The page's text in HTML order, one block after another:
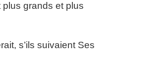
plus grands et plus
s’ils suivaient Ses